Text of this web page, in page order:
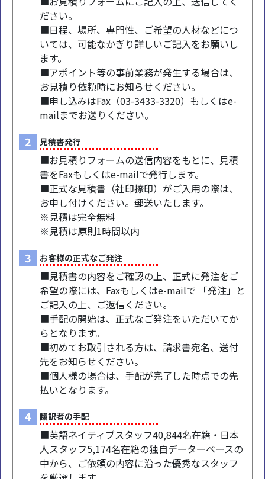
ださい。
■日程、場所、専門性、ご希望の人材などにつ
いては、可能なかぎり詳しいご記入をお願いし
ます。
■アポイント等の事前業務が発生する場合は、
お見積り依頼時にお知らせください。
■申し込みはFax（03-3433-3320）もしくはe-
mailまでお送りください。
2 見積書発行
■お見積りフォームの送信内容をもとに、見積
書をFaxもしくはe-mailで発行します。
■正式な見積書（社印捺印）がご入用の際は、
お申し付けください。郵送いたします。
※見積は完全無料
※見積は原則1時間以内
3 お客様の正式なご発注
■見積書の内容をご確認の上、正式に発注をご
希望の際には、Faxもしくはe-mailで 「発注」と
ご記入の上、ご返信ください。
■手配の開始は、正式なご発注をいただいてか
らとなります。
■初めてお取引される方は、請求書宛名、送付
先をお知らせください。
■個人様の場合は、手配が完了した時点での先
払いとなります。
4 翻訳者の手配
■英語ネイティブスタッフ40,844名在籍・日本
人スタッフ5,174名在籍の独自データーベースの
中から、ご依頼の内容に沿った優秀なスタッフ